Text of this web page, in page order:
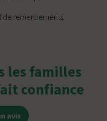
de remerciements.
les familles
confiance
avis